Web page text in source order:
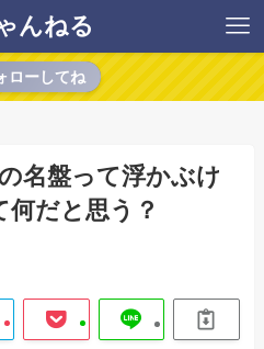
んねる
ローしてね
名盤って浮かぶけ
何だと思う？